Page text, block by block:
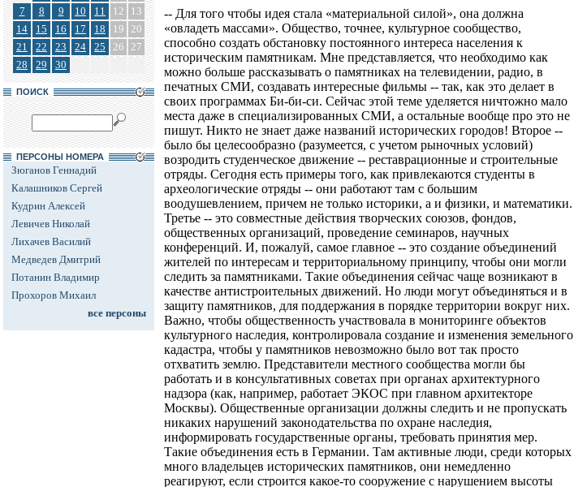
7
8 9 10 11 12
13
14
15 16 17 18 19 20
21
22 23 24 25 26 27
28
29 30
ПОИСК
ПЕРСОНЫ НОМЕРА
Зюганов Геннадий
Калашников Сергей
Кудрин Алексей
Левичев Николай
Лихачев Василий
Медведев Дмитрий
Потанин Владимир
Прохоров Михаил
все персоны
-- Для того чтобы идея стала «материальной силой», она должна
«овладеть массами». Общество, точнее, культурное сообщество,
способно создать обстановку постоянного интереса населения к
историческим памятникам. Мне представляется, что необходимо как
можно больше рассказывать о памятниках на телевидении, радио, в
печатных СМИ, создавать интересные фильмы -- так, как это делает в
своих программах Би-би-си. Сейчас этой теме уделяется ничтожно мало
места даже в специализированных СМИ, а остальные вообще про это не
пишут. Никто не знает даже названий исторических городов! Второе --
было бы целесообразно (разумеется, с учетом рыночных условий)
возродить студенческое движение -- реставрационные и строительные
отряды. Сегодня есть примеры того, как привлекаются студенты в
археологические отряды -- они работают там с большим
воодушевлением, причем не только историки, а и физики, и математики.
Третье -- это совместные действия творческих союзов, фондов,
общественных организаций, проведение семинаров, научных
конференций. И, пожалуй, самое главное -- это создание объединений
жителей по интересам и территориальному принципу, чтобы они могли
следить за памятниками. Такие объединения сейчас чаще возникают в
качестве антистроительных движений. Но люди могут объединяться и в
защиту памятников, для поддержания в порядке территории вокруг них.
Важно, чтобы общественность участвовала в мониторинге объектов
культурного наследия, контролировала создание и изменения земельного
кадастра, чтобы у памятников невозможно было вот так просто
отхватить землю. Представители местного сообщества могли бы
работать и в консультативных советах при органах архитектурного
надзора (как, например, работает ЭКОС при главном архитекторе
Москвы). Общественные организации должны следить и не пропускать
никаких нарушений законодательства по охране наследия,
информировать государственные органы, требовать принятия мер.
Такие объединения есть в Германии. Там активные люди, среди которых
много владельцев исторических памятников, они немедленно
реагируют, если строится какое-то сооружение с нарушением высоты